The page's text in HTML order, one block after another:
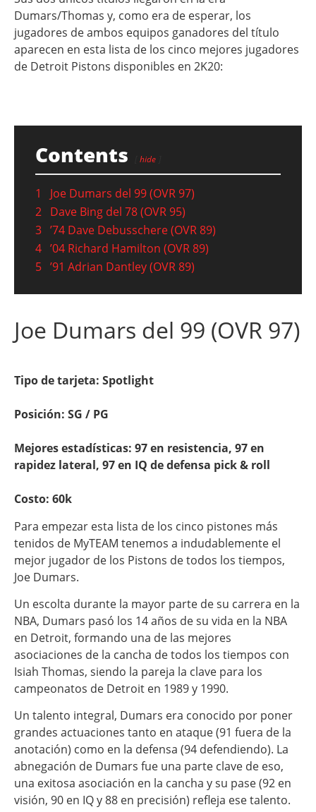
Dumars/Thomas y, como era de esperar, los
jugadores de ambos equipos ganadores del título
aparecen en esta lista de los cinco mejores jugadores
de Detroit Pistons disponibles en 2K20:
Contents hide
1
Joe Dumars del 99 (OVR 97)
2 Dave Bing del 78 (OVR 95)
3 ’74 Dave Debusschere (OVR 89)
4 ’04 Richard Hamilton (OVR 89)
5 ’91 Adrian Dantley (OVR 89)
Joe Dumars del 99 (OVR 97)
Tipo de tarjeta: Spotlight
Posición: SG / PG
Mejores estadísticas: 97 en resistencia, 97 en
rapidez lateral, 97 en IQ de defensa pick & roll
Costo: 60k
Para empezar esta lista de los cinco pistones más
tenidos de MyTEAM tenemos a indudablemente el
mejor jugador de los Pistons de todos los tiempos,
Joe Dumars.
Un escolta durante la mayor parte de su carrera en la
NBA, Dumars pasó los 14 años de su vida en la NBA
en Detroit, formando una de las mejores
asociaciones de la cancha de todos los tiempos con
Isiah Thomas, siendo la pareja la clave para los
campeonatos de Detroit en 1989 y 1990.
Un talento integral, Dumars era conocido por poner
grandes actuaciones tanto en ataque (91 fuera de la
anotación) como en la defensa (94 defendiendo). La
abnegación de Dumars fue una parte clave de eso,
una exitosa asociación en la cancha y su pase (92 en
visión, 90 en IQ y 88 en precisión) refleja ese talento.